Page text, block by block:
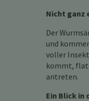
Nicht ganz
Der
und
voller
kommt,
antreten.
Ein Blick in